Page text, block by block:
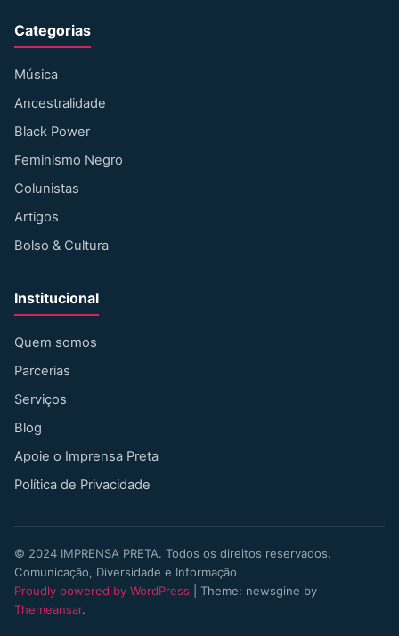
Categorias
Música
Ancestralidade
Black Power
Feminismo Negro
Colunistas
Artigos
Bolso & Cultura
Institucional
Quem somos
Parcerias
Serviços
Blog
Apoie o Imprensa Preta
Política de Privacidade
© 2024 IMPRENSA PRETA. Todos os direitos reservados.
Comunicação, Diversidade e Informação
Proudly powered by WordPress
Theme: newsgine by
Themeansar.